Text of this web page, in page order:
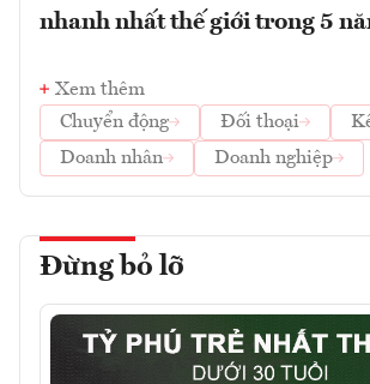
nhanh nhất thế giới trong 5
Xem thêm
Chuyển động
Đối thoại
Doanh nhân
Doanh nghiệp
Đừng bỏ lỡ